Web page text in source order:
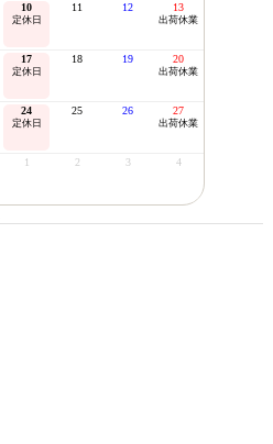
10
定休日
11 12 13
出荷休業
17
定休日
18 19 20
出荷休業
24
定休日
25 26 27
出荷休業
1 2 3 4